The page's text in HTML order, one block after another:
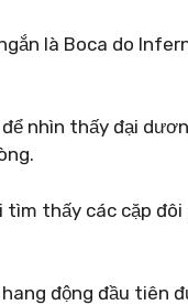
là Boca do
nhìn thấy đại
tìm thấy các cặp
động đầu tiên